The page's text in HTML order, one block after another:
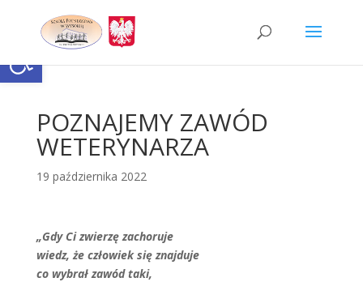
contentOtwórz pasek narzędzi
POZNAJEMY ZAWÓD
WETERYNARZA
19 października 2022
„Gdy Ci zwierzę zachoruje
wiedz, że człowiek się znajduje
co wybrał zawód taki,